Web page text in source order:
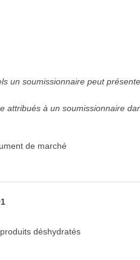
un soumissionnaire peut
attribués à un soumissionnaire
de marché
déshydratés